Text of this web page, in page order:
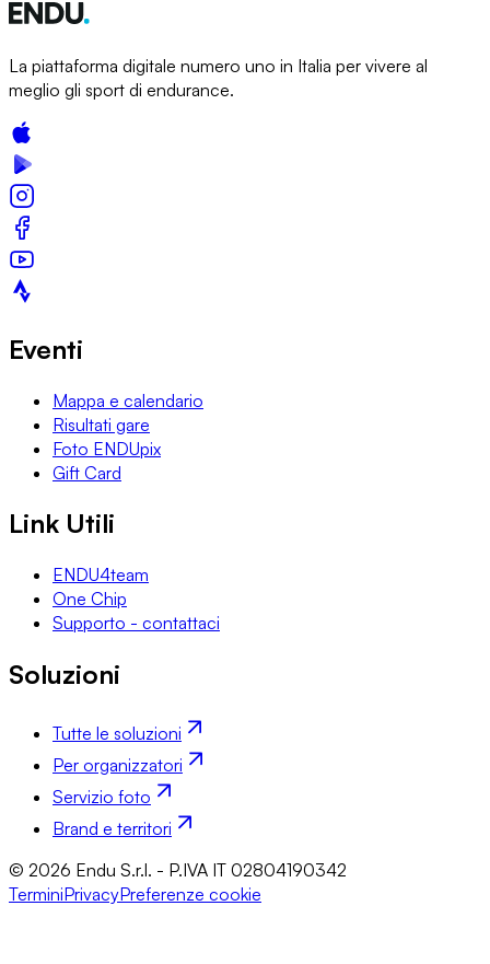
La piattaforma digitale numero uno in Italia per vivere al
meglio gli sport di endurance.
Eventi
Mappa e calendario
Risultati gare
Foto ENDUpix
Gift Card
Link Utili
ENDU4team
One Chip
Supporto - contattaci
Soluzioni
Tutte le soluzioni
Per organizzatori
Servizio foto
Brand e territori
© 2026 Endu S.r.l. - P.IVA IT 02804190342
TerminiPrivacyPreferenze cookie